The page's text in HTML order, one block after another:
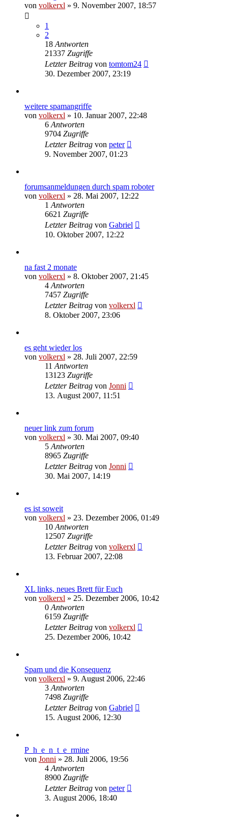
von volkerxl » 9. November 2007, 18:57
1
2
18 Antworten
21337 Zugriffe
Letzter Beitrag von tomtom24
30. Dezember 2007, 23:19
weitere spamangriffe
von volkerxl » 10. Januar 2007, 22:48
6 Antworten
9704 Zugriffe
Letzter Beitrag von peter
9. November 2007, 01:23
forumsanmeldungen durch spam roboter
von volkerxl » 28. Mai 2007, 12:22
1 Antworten
6621 Zugriffe
Letzter Beitrag von Gabriel
10. Oktober 2007, 12:22
na fast 2 monate
von volkerxl » 8. Oktober 2007, 21:45
4 Antworten
7457 Zugriffe
Letzter Beitrag von volkerxl
8. Oktober 2007, 23:06
es geht wieder los
von volkerxl » 28. Juli 2007, 22:59
11 Antworten
13123 Zugriffe
Letzter Beitrag von Jonni
13. August 2007, 11:51
neuer link zum forum
von volkerxl » 30. Mai 2007, 09:40
5 Antworten
8965 Zugriffe
Letzter Beitrag von Jonni
30. Mai 2007, 14:19
es ist soweit
von volkerxl » 23. Dezember 2006, 01:49
10 Antworten
12507 Zugriffe
Letzter Beitrag von volkerxl
13. Februar 2007, 22:08
XL links, neues Brett für Euch
von volkerxl » 25. Dezember 2006, 10:42
0 Antworten
6159 Zugriffe
Letzter Beitrag von volkerxl
25. Dezember 2006, 10:42
Spam und die Konsequenz
von volkerxl » 9. August 2006, 22:46
3 Antworten
7498 Zugriffe
Letzter Beitrag von Gabriel
15. August 2006, 12:30
P_h_e_n_t_e_rmine
von Jonni » 28. Juli 2006, 19:56
4 Antworten
8900 Zugriffe
Letzter Beitrag von peter
3. August 2006, 18:40